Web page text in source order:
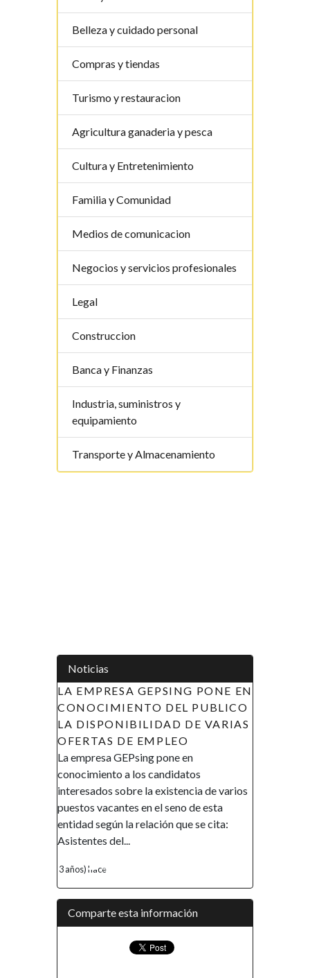
Belleza y cuidado personal
Compras y tiendas
Turismo y restauracion
Agricultura ganaderia y pesca
Cultura y Entretenimiento
Familia y Comunidad
Medios de comunicacion
Negocios y servicios profesionales
Legal
Construccion
Banca y Finanzas
Industria, suministros y
equipamiento
Transporte y Almacenamiento
Noticias
PONE EN
PUBLICO
VARIAS
de varios
APOYO A LAS INICIATIVAS DE
LA MUJER EN GUINEA
ECUATORIAL (AIMUGE) - AVISO
DE RECLUTAMIENTO
AVISO DE RECLUTAMIENTO El
Gobierno de la República de Guinea
Ecuatorial en el marco de su política de
promover la inclusión y la autonomía
financiera, así como el empoderamiento
de la mujer, ha...
4 años) hace
Comparte esta información